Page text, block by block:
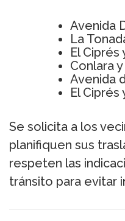
Avenida
La
El
Conlara
Avenida
El
Se solicita a los
planifiquen sus
respeten las
tránsito para evitar